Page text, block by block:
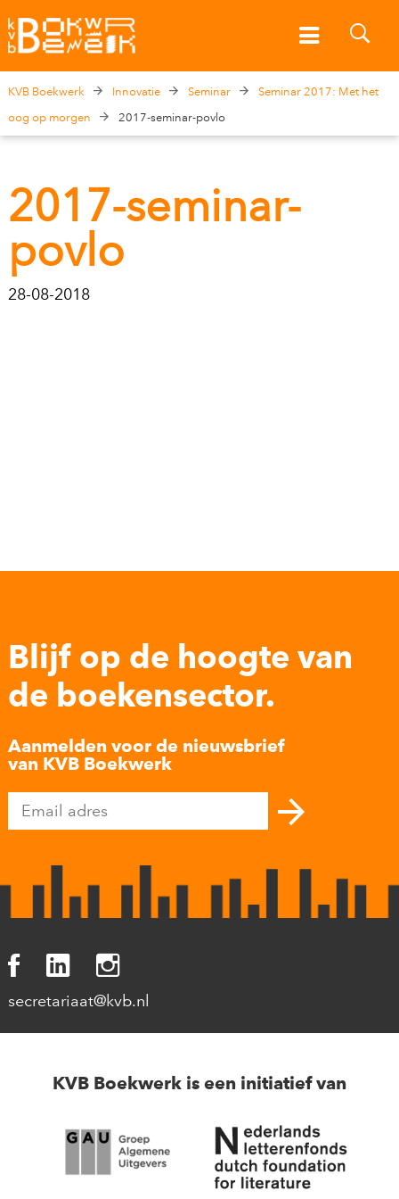
KVB Boekwerk Innovatie Seminar
Seminar 2017: Met het
oog op morgen
2017-seminar-povlo
2017-seminar-
povlo
28-08-2018
Blijf op de hoogte van
de boekensector.
Aanmelden voor de nieuwsbrief
van KVB Boekwerk
secretariaat@kvb.nl
KVB Boekwerk is een initiatief van